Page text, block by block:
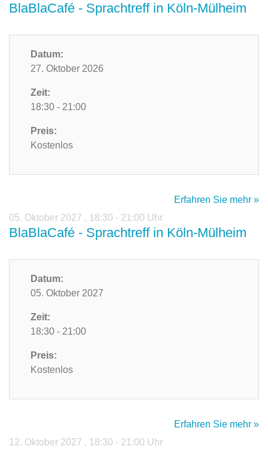
BlaBlaCafé - Sprachtreff in Köln-Mülheim
Datum:
27. Oktober 2026
Zeit:
18:30 - 21:00
Preis:
Kostenlos
Erfahren Sie mehr »
05. Oktober 2027 , 18:30 - 21:00 Uhr
BlaBlaCafé - Sprachtreff in Köln-Mülheim
Datum:
05. Oktober 2027
Zeit:
18:30 - 21:00
Preis:
Kostenlos
Erfahren Sie mehr »
12. Oktober 2027 , 18:30 - 21:00 Uhr